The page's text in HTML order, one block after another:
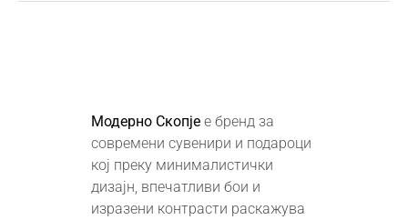
Модерно Скопјее бренд за
современи сувенири и подароци
кој преку минималистички
дизајн, впечатливи бои и
изразени контрасти раскажува